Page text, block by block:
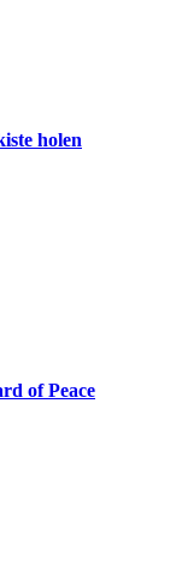
holen
of Peace